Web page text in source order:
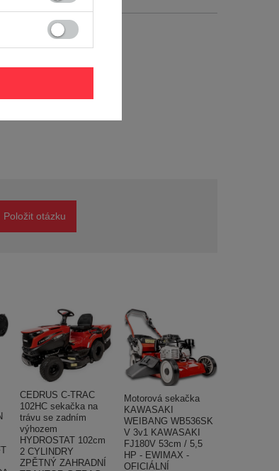
Položit otázku
CEDRUS C-TRAC
102HC sekačka na
trávu se zadním
výhozem
HYDROSTAT 102cm
2 CYLINDRY
ZPĚTNÝ ZAHRADNÍ
Motorová sekačka
KAWASAKI
WEIBANG WB536SK
V 3v1 KAWASAKI
FJ180V 53cm / 5,5
HP - EWIMAX -
OFICIÁLNÍ